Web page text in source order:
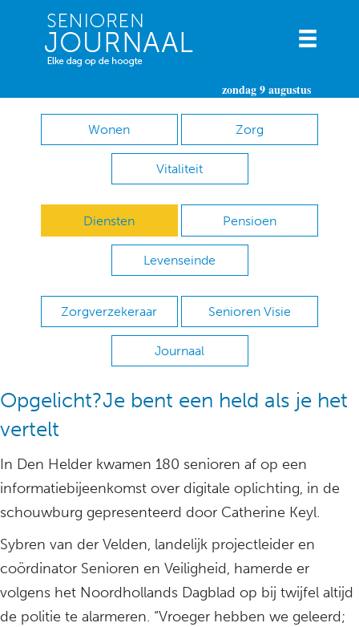
zondag 9 augustus
Wonen Zorg
Vitaliteit
Diensten Pensioen
Levenseinde
Zorgverzekeraar Senioren Visie
Journaal
Opgelicht?Je bent een held als je het
vertelt
In Den Helder kwamen 180 senioren af op een
informatiebijeenkomst over digitale oplichting, in de
schouwburg gepresenteerd door Catherine Keyl.
Sybren van der Velden, landelijk projectleider en
coördinator Senioren en Veiligheid, hamerde er
volgens het Noordhollands Dagblad op bij twijfel altijd
de politie te alarmeren. “Vroeger hebben we geleerd;